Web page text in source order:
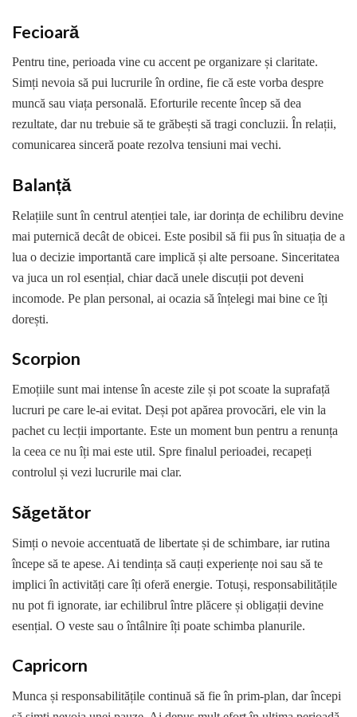
Fecioară
Pentru tine, perioada vine cu accent pe organizare și claritate.
Simți nevoia să pui lucrurile în ordine, fie că este vorba despre
muncă sau viața personală. Eforturile recente încep să dea
rezultate, dar nu trebuie să te grăbești să tragi concluzii. În relații,
comunicarea sinceră poate rezolva tensiuni mai vechi.
Balanță
Relațiile sunt în centrul atenției tale, iar dorința de echilibru devine
mai puternică decât de obicei. Este posibil să fii pus în situația de a
lua o decizie importantă care implică și alte persoane. Sinceritatea
va juca un rol esențial, chiar dacă unele discuții pot deveni
incomode. Pe plan personal, ai ocazia să înțelegi mai bine ce îți
dorești.
Scorpion
Emoțiile sunt mai intense în aceste zile și pot scoate la suprafață
lucruri pe care le-ai evitat. Deși pot apărea provocări, ele vin la
pachet cu lecții importante. Este un moment bun pentru a renunța
la ceea ce nu îți mai este util. Spre finalul perioadei, recapeți
controlul și vezi lucrurile mai clar.
Săgetător
Simți o nevoie accentuată de libertate și de schimbare, iar rutina
începe să te apese. Ai tendința să cauți experiențe noi sau să te
implici în activități care îți oferă energie. Totuși, responsabilitățile
nu pot fi ignorate, iar echilibrul între plăcere și obligații devine
esențial. O veste sau o întâlnire îți poate schimba planurile.
Capricorn
Munca și responsabilitățile continuă să fie în prim-plan, dar începi